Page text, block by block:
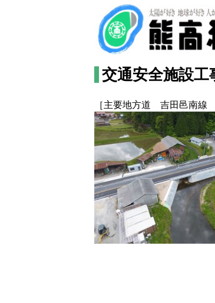
交通安全施設
［主要地方道 吉田邑南線